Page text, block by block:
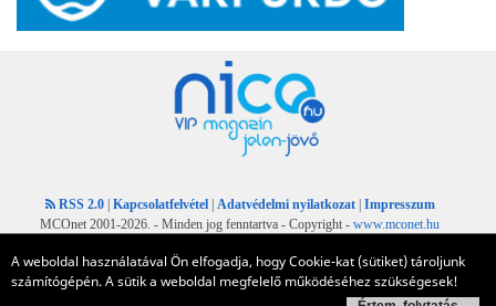
A weboldal használatával Ön elfogadja, hogy Cookie-kat (sütiket) tároljunk
számítógépén. A sütik a weboldal megfelelő működéséhez szükségesek!
RSS 2.0 Kapcsolatfelvétel Adatvédelmi nyilatkozat
Impresszum
MCOnet 2001-2026. - Minden jog fenntartva - Copyright - www.mconet.hu